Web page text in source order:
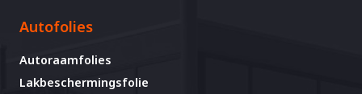
Autofolies
Autoraamfolies
Lakbeschermingsfolie